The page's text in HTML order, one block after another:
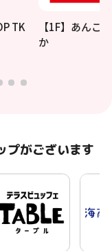
TK
【1F】あんこ
か
プがございます